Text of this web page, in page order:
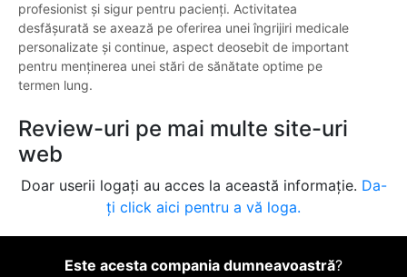
profesionist și sigur pentru pacienți. Activitatea
desfășurată se axează pe oferirea unei îngrijiri medicale
personalizate și continue, aspect deosebit de important
pentru menținerea unei stări de sănătate optime pe
termen lung.
Review-uri pe mai multe site-uri
web
Doar userii logați au acces la această informație. Da-
ți click aici pentru a vă loga.
Este acesta compania dumneavoastră?